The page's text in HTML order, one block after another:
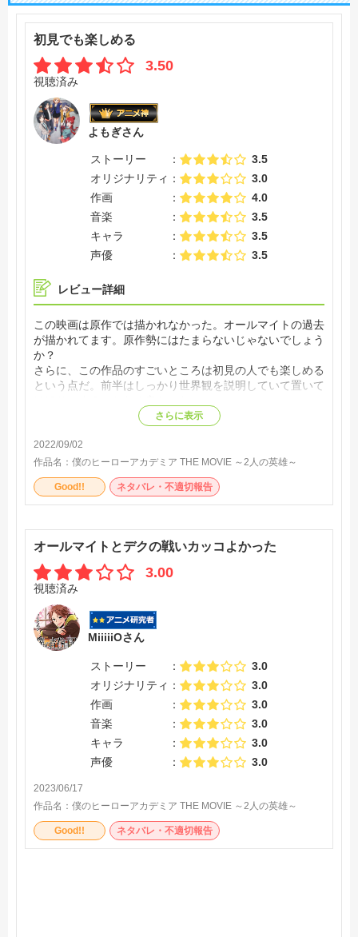
初見でも楽しめる
3.50
視聴済み
よもぎさん
ストーリー
3.5
オリジナリティ
3.0
作画
4.0
音楽
3.5
キャラ
3.5
声優
3.5
レビュー詳細
この映画は原作では描かれなかった。オールマイトの過去
が描かれてます。原作勢にはたまらないじゃないでしょう
か？
さらに、この作品のすごいところは初見の人でも楽しめる
という点だ。前半はしっかり世界観を説明していて置いて
さらに表示
2022/09/02
作品名： 僕のヒーローアカデミア THE MOVIE ～2人の英雄～
Good!! ネタバレ・不適切報告
オールマイトとデクの戦いカッコよかった
3.00
視聴済み
MiiiiiOさん
ストーリー
3.0
オリジナリティ
3.0
作画
3.0
音楽
3.0
キャラ
3.0
声優
3.0
2023/06/17
作品名： 僕のヒーローアカデミア THE MOVIE ～2人の英雄～
Good!! ネタバレ・不適切報告